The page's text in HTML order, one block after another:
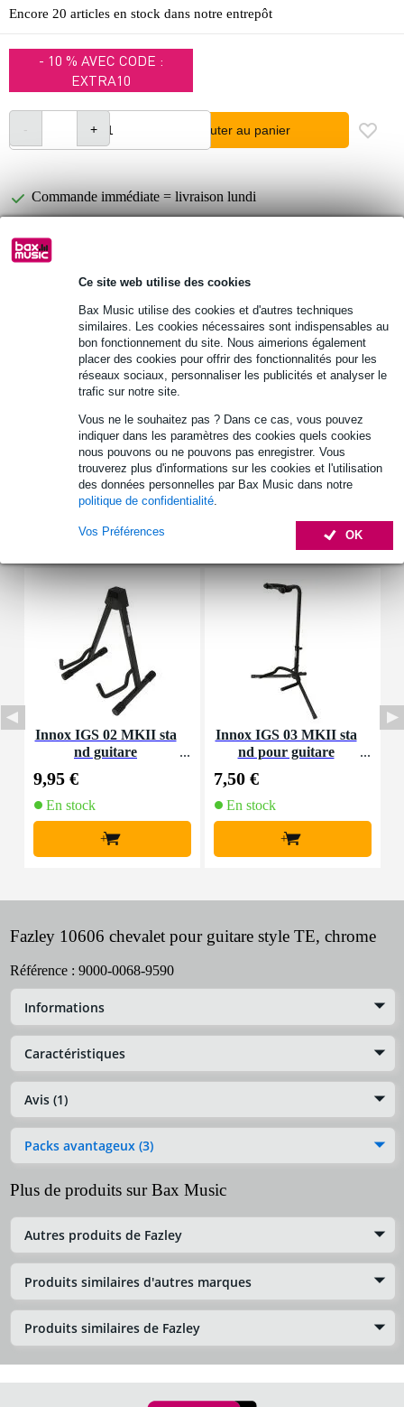
Ce site web utilise des cookies
Bax Music utilise des cookies et d'autres techniques
similaires. Les cookies nécessaires sont indispensables au
bon fonctionnement du site. Nous aimerions également
placer des cookies pour offrir des fonctionnalités pour les
réseaux sociaux, personnaliser les publicités et analyser le
trafic sur notre site.
Vous ne le souhaitez pas ? Dans ce cas, vous pouvez
indiquer dans les paramètres des cookies quels cookies
nous pouvons ou ne pouvons pas enregistrer. Vous
trouverez plus d'informations sur les cookies et l'utilisation
des données personnelles par Bax Music dans notre
politique de confidentialité.
OK
Vos Préférences
Encore 20 articles en stock dans notre entrepôt
- 10 % AVEC CODE :
EXTRA10
Ajouter au panier
Commande immédiate = livraison lundi
30 jours satisfait ou remboursé
Retrait gratuit en magasin
Informations
pour guitare électrique style T
nombre de pontets : 3
Afficher toutes les caractéristiques du produit
Accessoires (19)
Innox IGS 02 MKII sta
nd guitare
9,95 €
En stock
+
Innox IGS 03 MKII sta
nd pour guitare
7,50 €
En stock
+
Fazley 10606 chevalet pour guitare style TE, chrome
Référence : 9000-0068-9590
Informations
Caractéristiques
Avis (1)
Packs avantageux (3)
Plus de produits sur Bax Music
Autres produits de Fazley
Produits similaires d'autres marques
Produits similaires de Fazley